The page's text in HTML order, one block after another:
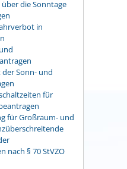
die Sonntage
in
Sonn- und
für
für Großraum- und
nach § 70 StVZO